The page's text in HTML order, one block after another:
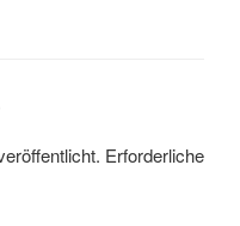
Erforderliche